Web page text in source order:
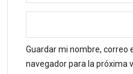
Guardar mi nombre, correo
navegador para la próxima